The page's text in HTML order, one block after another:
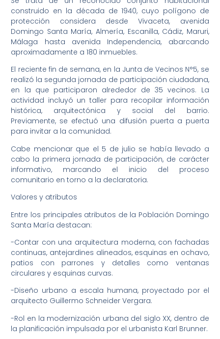
construido en la década de 1940, cuyo polígono de
protección considera desde Vivaceta, avenida
Domingo Santa María, Almería, Escanilla, Cádiz, Maruri,
Málaga hasta avenida Independencia, abarcando
aproximadamente a 180 inmuebles.
El reciente fin de semana, en la Junta de Vecinos N°5, se
realizó la segunda jornada de participación ciudadana,
en la que participaron alrededor de 35 vecinos. La
actividad incluyó un taller para recopilar información
histórica, arquitectónica y social del barrio.
Previamente, se efectuó una difusión puerta a puerta
para invitar a la comunidad.
Cabe mencionar que el 5 de julio se había llevado a
cabo la primera jornada de participación, de carácter
informativo, marcando el inicio del proceso
comunitario en torno a la declaratoria.
Valores y atributos
Entre los principales atributos de la Población Domingo
Santa María destacan:
-Contar con una arquitectura moderna, con fachadas
continuas, antejardines alineados, esquinas en ochavo,
patios con parrones y detalles como ventanas
circulares y esquinas curvas.
-Diseño urbano a escala humana, proyectado por el
arquitecto Guillermo Schneider Vergara.
-Rol en la modernización urbana del siglo XX, dentro de
la planificación impulsada por el urbanista Karl Brunner.